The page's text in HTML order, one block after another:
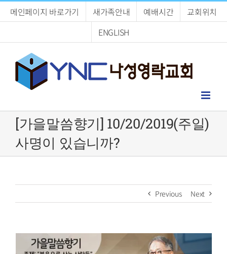
메인페이지 바로가기 새가족안내 예배시간
교회위치
ENGLISH
[가을말씀향기] 10/20/2019(주일)
사명이 있습니까?
Previous Next